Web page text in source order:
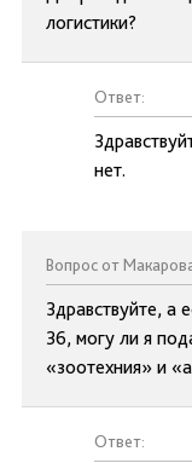
логистики?
Ответ:
нет.
Вопрос от
Здравствуйте, а
36, могу ли я
«зоотехния» и
Ответ: